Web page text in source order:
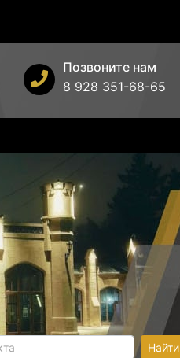
Позвоните нам
8 928 351-68-65
Найти